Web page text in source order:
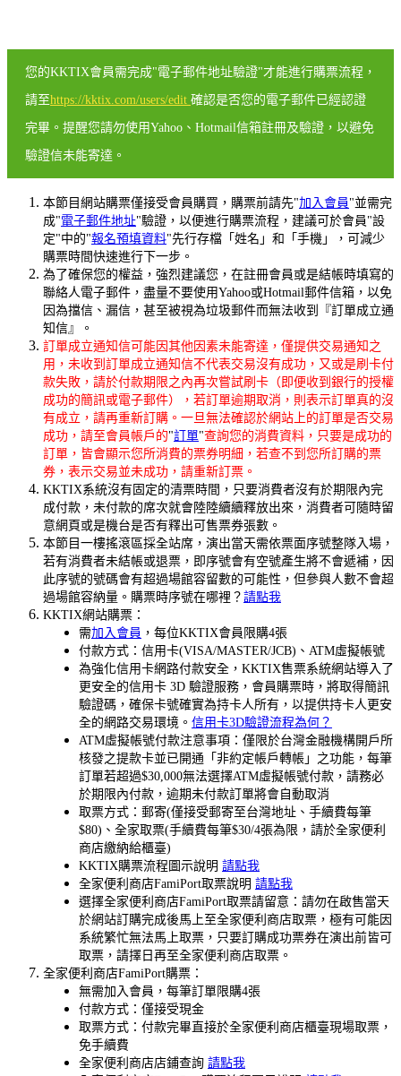
您的KKTIX會員需完成"電子郵件地址驗證"才能進行購票流程，
請至https://kktix.com/users/edit 確認是否您的電子郵件已經認證
完畢。提醒您請勿使用Yahoo、Hotmail信箱註冊及驗證，以避免
驗證信未能寄達。
本節目網站購票僅接受會員購買，購票前請先"加入會員 "並需完
成"電子郵件地址"驗證，以便進行購票流程，建議可於會員"設
定"中的"報名預填資料"先行存檔「姓名」和「手機」，可減少
購票時間快速進行下一步。
為了確保您的權益，強烈建議您，在註冊會員或是結帳時填寫的
聯絡人電子郵件，盡量不要使用Yahoo或Hotmail郵件信箱，以免
因為擋信、漏信，甚至被視為垃圾郵件而無法收到『訂單成立通
知信』。
訂單成立通知信可能因其他因素未能寄達，僅提供交易通知之
用，未收到訂單成立通知信不代表交易沒有成功，又或是刷卡付
款失敗，請於付款期限之內再次嘗試刷卡（即便收到銀行的授權
成功的簡訊或電子郵件），若訂單逾期取消，則表示訂單真的沒
有成立，請再重新訂購。一旦無法確認於網站上的訂單是否交易
成功，請至會員帳戶的"訂單"查詢您的消費資料，只要是成功的
訂單，皆會顯示您所消費的票券明細，若查不到您所訂購的票
券，表示交易並未成功，請重新訂票。
KKTIX系統沒有固定的清票時間，只要消費者沒有於期限內完
成付款，未付款的席次就會陸陸續續釋放出來，消費者可隨時留
意網頁或是機台是否有釋出可售票券張數。
本節目一樓搖滾區採全站席 ，演出當天需依票面序號整隊入場，
若有消費者未結帳或退票，即序號會有空號產生將不會遞補，因
此序號的號碼會有超過場館容留數的可能性，但參與人數不會超
過場館容納量。購票時序號在哪裡？ 請點我
KKTIX網站購票：
需加入會員 ，每位KKTIX會員限購4張
付款方式：信用卡(VISA/MASTER/JCB)、ATM虛擬帳號
為強化信用卡網路付款安全，KKTIX售票系統網站導入了
更安全的信用卡 3D 驗證服務，會員購票時，將取得簡訊
驗證碼，確保卡號確實為持卡人所有，以提供持卡人更安
全的網路交易環境。 信用卡3D驗證流程為何？
ATM虛擬帳號付款注意事項：僅限於台灣金融機構開戶所
核發之提款卡並已開通「非約定帳戶轉帳」之功能，每筆
訂單若超過$30,000無法選擇ATM虛擬帳號付款，請務必
於期限內付款，逾期未付款訂單將會自動取消
取票方式：郵寄(僅接受郵寄至台灣地址、手續費每筆
$80)、全家取票(手續費每筆$30/4張為限，請於全家便利
商店繳納給櫃臺)
KKTIX購票流程圖示說明 請點我
全家便利商店FamiPort取票說明 請點我
選擇全家便利商店FamiPort取票請留意：請勿在啟售當天
於網站訂購完成後馬上至全家便利商店取票，極有可能因
系統繁忙無法馬上取票，只要訂購成功票券在演出前皆可
取票，請擇日再至全家便利商店取票。
全家便利商店FamiPort購票：
無需加入會員，每筆訂單限購4張
付款方式：僅接受現金
取票方式：付款完畢直接於全家便利商店櫃臺現場取票，
免手續費
全家便利商店店鋪查詢 請點我